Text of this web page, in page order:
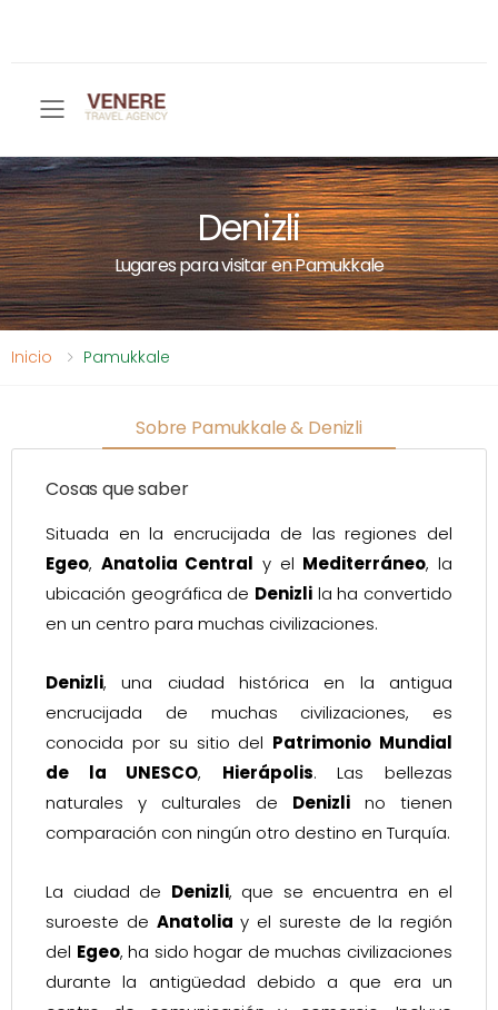
Toggle mobile menu
Denizli
Lugares para visitar en Pamukkale
Inicio Pamukkale
Sobre Pamukkale & Denizli
Cosas que saber
Situada en la encrucijada de las regiones del
Egeo, Anatolia Central y el Mediterráneo, la
ubicación geográfica de Denizli la ha convertido
en un centro para muchas civilizaciones.
Denizli, una ciudad histórica en la antigua
encrucijada de muchas civilizaciones, es
conocida por su sitio del Patrimonio Mundial
de la UNESCO, Hierápolis. Las bellezas
naturales y culturales de Denizli no tienen
comparación con ningún otro destino en Turquía.
La ciudad de Denizli, que se encuentra en el
suroeste de Anatolia y el sureste de la región
del Egeo, ha sido hogar de muchas civilizaciones
durante la antigüedad debido a que era un